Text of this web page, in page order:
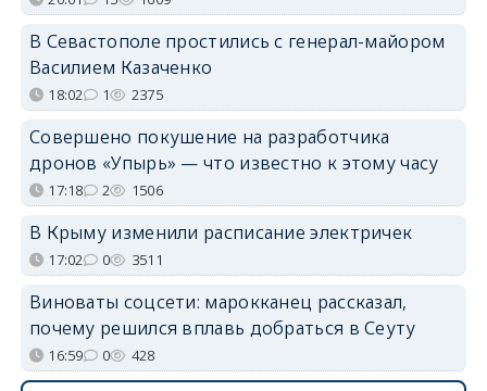
В Севастополе простились с генерал-майором
Василием Казаченко
18:02 1 2375
Совершено покушение на разработчика
дронов «Упырь» — что известно к этому часу
17:18 2 1506
В Крыму изменили расписание электричек
17:02 0 3511
Виноваты соцсети: марокканец рассказал,
почему решился вплавь добраться в Сеуту
16:59 0 428